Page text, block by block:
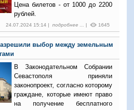
Цена билетов - от 1000 до 2200
рублей.
24.07.2024 15:14 | подробнее ... | 1645
выбор между земельным
В Законодательном Собрании
Севастополя приняли
законопроект, согласно которому
граждане, которые имеют право
на получение бесплатного